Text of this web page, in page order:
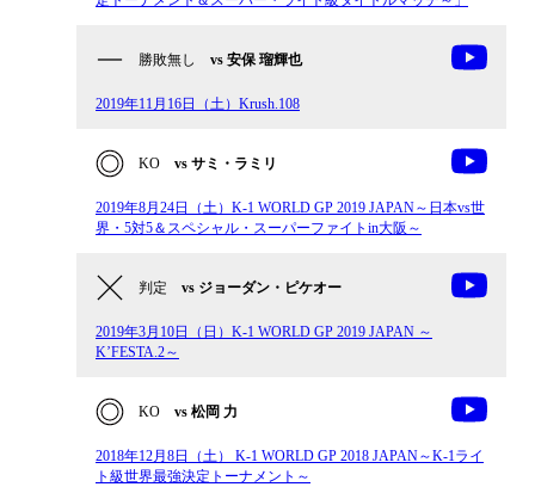
勝敗無し vs 安保 瑠輝也
2019年11月16日（土）Krush.108
KO vs サミ・ラミリ
2019年8月24日（土）K-1 WORLD GP 2019 JAPAN～日本vs世
界・5対5＆スペシャル・スーパーファイトin大阪～
判定 vs ジョーダン・ピケオー
2019年3月10日（日）K-1 WORLD GP 2019 JAPAN ～
K’FESTA.2～
KO vs 松岡 力
2018年12月8日（土） K-1 WORLD GP 2018 JAPAN～K-1ライ
ト級世界最強決定トーナメント～